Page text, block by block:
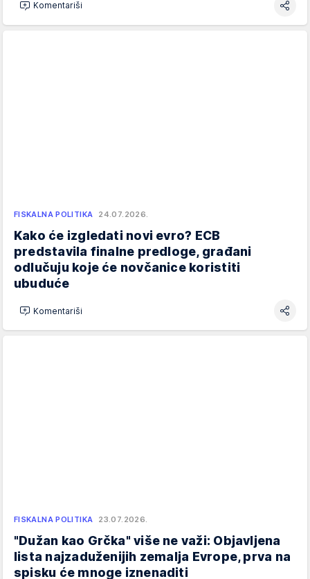
Komentariši
FISKALNA POLITIKA 24.07.2026.
Kako će izgledati novi evro? ECB
predstavila finalne predloge, građani
odlučuju koje će novčanice koristiti
ubuduće
Komentariši
FISKALNA POLITIKA 23.07.2026.
"Dužan kao Grčka" više ne važi: Objavljena
lista najzaduženijih zemalja Evrope, prva na
spisku će mnoge iznenaditi